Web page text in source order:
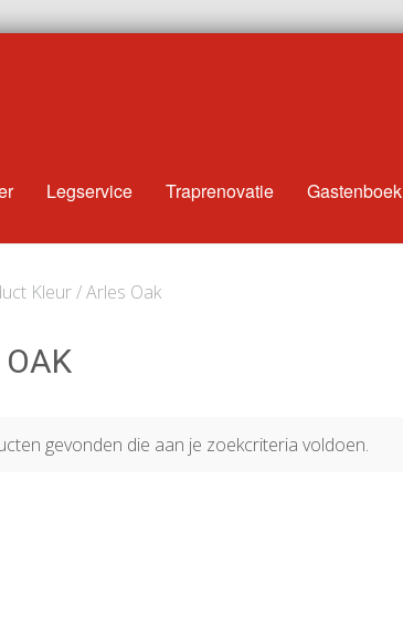
Legservice Traprenovatie Gastenboek
Kleur / Arles Oak
gevonden die aan je zoekcriteria voldoen.